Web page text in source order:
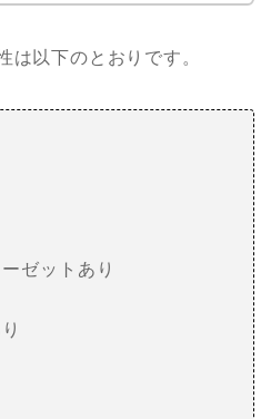
は以下のとおりです。
ゼットあり